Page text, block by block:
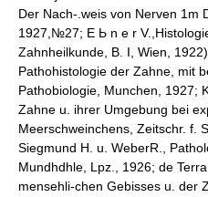
Der Nach-.weis von Nerven 1m
1927,№27; E Ь n e r
Zahnheilkunde, B. I, Wien,
Pathohistologie der Zahne, mit
Pathobiologie, Munchen, 1927;
Zahne u. ihrer Umgebung bei
Meerschweinchens, Zeitschr. f.
Siegmund H. u. WeberR.,
Mundhdhle, Lpz., 1926; de
mensehli-chen Gebisses u. der